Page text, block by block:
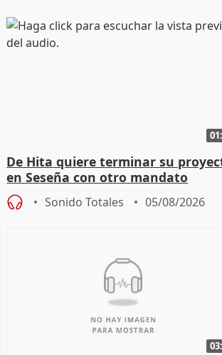
De Hita quiere terminar su
en Seseña con otro mandato
Sonido Totales 05/08/2026